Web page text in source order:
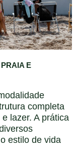
E
completa
lazer. A prática
estilo de vida